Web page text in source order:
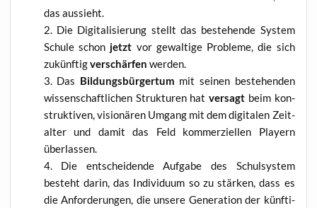
das aussieht.
Die Digi­ta­li­sie­rung stellt das bestehen­de Sys­tem
Schu­le schon jetzt vor gewal­ti­ge Pro­ble­me, die sich
zukünf­tigver­schär­fen werden.
Das Bil­dungs­bür­ger­tum mit sei­nen bestehen­den
wis­sen­schaft­li­chen Struk­tu­ren hatver­sagt beim kon­
struk­ti­ven, visio­nä­ren Umgang mit dem digi­ta­len Zeit­
al­ter und damit das Feld kom­mer­zi­el­len Play­ern
überlassen.
Die ent­schei­den­de Auf­ga­be des Schul­sys­tem
besteht dar­in, das Indi­vi­du­um so zu stär­ken, dass es
die Anfor­de­run­gen, die unse­re Gene­ra­ti­on der künf­ti­